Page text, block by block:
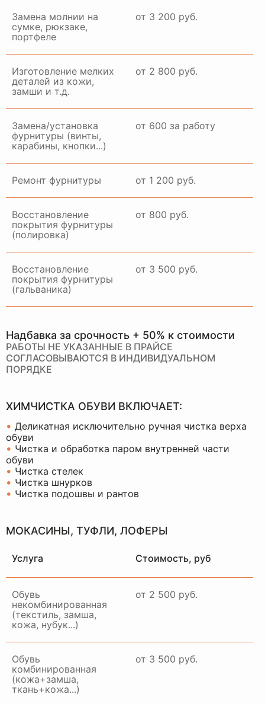
Замена молнии на
сумке, рюкзаке,
портфеле
от 3 200 руб.
Изготовление мелких
деталей из кожи,
замши и т.д.
от 2 800 руб.
Замена/установка
фурнитуры (винты,
карабины, кнопки...)
от 600 за работу
Ремонт фурнитуры от 1 200 руб.
Восстановление
покрытия фурнитуры
(полировка)
от 800 руб.
Восстановление
покрытия фурнитуры
(гальваника)
от 3 500 руб.
Надбавка за срочность + 50% к стоимости
РАБОТЫ НЕ УКАЗАННЫЕ В ПРАЙСЕ
СОГЛАСОВЫВАЮТСЯ В ИНДИВИДУАЛЬНОМ
ПОРЯДКЕ
ХИМЧИСТКА ОБУВИ ВКЛЮЧАЕТ:
• Деликатная исключительно ручная чистка верха
обуви
• Чистка и обработка паром внутренней части
обуви
• Чистка стелек
• Чистка шнурков
• Чистка подошвы и рантов
МОКАСИНЫ, ТУФЛИ, ЛОФЕРЫ
Услуга Стоимость, руб
Обувь
некомбинированная
(текстиль, замша,
кожа, нубук...)
от 2 500 руб.
Обувь
комбинированная
(кожа+замша,
ткань+кожа...)
от 3 500 руб.